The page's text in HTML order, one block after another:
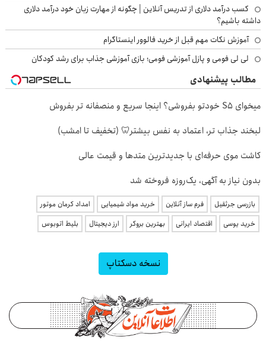
کسب درآمد دلاری از تدریس آنلاین | چگونه از مهارت زبان خود درآمد دلاری
داشته باشیم؟
آموزش نکات مهم قبل از خرید فالوور اینستاگرام
لی لی فومی و پازل آموزشی فومی؛ بازی آموزشی جذاب برای رشد کودکان
مطالب پیشنهادی
میخوای S5 خودتو بفروشی؟ اینجا سریع و منصفانه تر بفروش
لبخند جذاب تر، اعتماد به نفس بیشتر🦷 (تخفیف تا امشب)
کاشت موی حرفه‌ای با جدیدترین متدها و قیمت عالی
بدون نیاز به آگهی، یک‌روزه فروخته شد
بازرسی جرثقیل فرم ساز آنلاین خرید مواد شیمیایی
امداد کرمان موتور
خرید یوسی
اقتصاد ایرانی بهترین بروکر ارز دیجیتال بلیط اتوبوس
نسخه دسکتاپ